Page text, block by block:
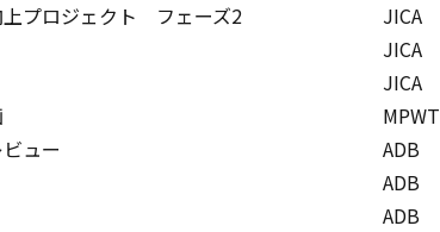
上プロジェクト フェーズ2
JICA
JICA
JICA
MPWT
ュー
ADB
ADB
ADB